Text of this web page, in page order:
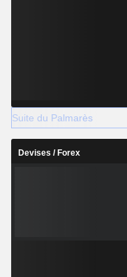
Suite du Palmarès
Devises / Forex